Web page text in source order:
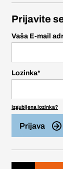
Prijavite
Vaša E-mail
Lozinka*
Izgubljena lozinka?
Prijava